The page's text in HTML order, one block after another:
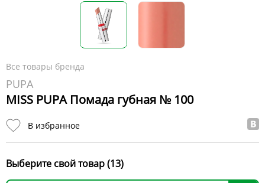
Все товары бренда
PUPA
MISS PUPA Помада губная № 100
В избранное
Выберите свой товар (13)